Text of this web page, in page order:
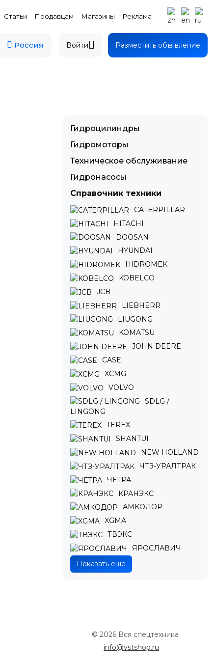
Статьи Продавцам Магазины Реклама
Россия Войти Разместить объявление
Гидроцилиндры
Гидромоторы
Техническое обслуживание
Гидронасосы
Справочник техники
CATERPILLAR
HITACHI
DOOSAN
HYUNDAI
HIDROMEK
KOBELCO
JCB
LIEBHERR
LIUGONG
KOMATSU
JOHN DEERE
CASE
XCMG
VOLVO
SDLG /
LINGONG
TEREX
SHANTUI
NEW HOLLAND
ЧТЗ-УРАЛТРАК
ЧЕТРА
КРАНЭКС
АМКОДОР
XGMA
ТВЭКС
ЯРОСЛАВИЧ
Показать ещё
© 2026 Вся спецтехника
info@vstshop.ru